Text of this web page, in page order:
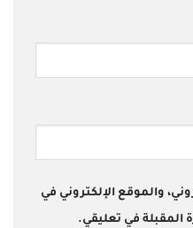
والموقع الإلكتروني في
المقبلة في تعليقي.